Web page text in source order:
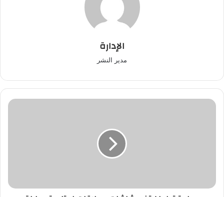
الإدارة
مدير النشر
جماعة